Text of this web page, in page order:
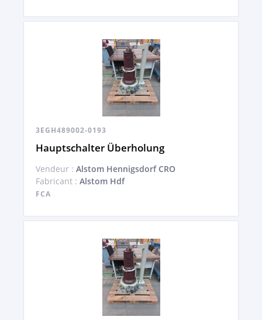
3EGH489002-0193
Hauptschalter Überholung
Vendeur : Alstom Hennigsdorf CRO
Fabricant : Alstom Hdf
FCA